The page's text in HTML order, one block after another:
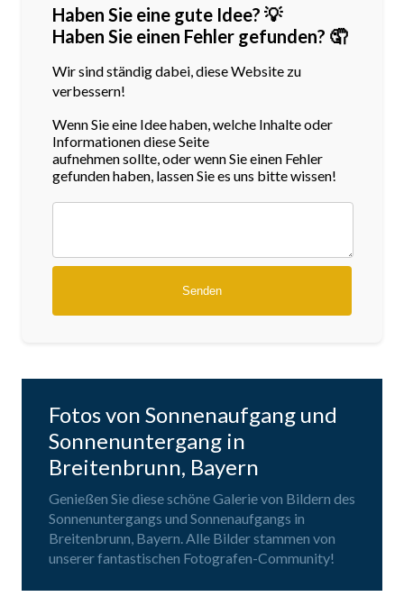
Haben Sie eine gute Idee? 💡
Haben Sie einen Fehler gefunden? 🤦
Wir sind ständig dabei, diese Website zu
verbessern!
Wenn Sie eine Idee haben, welche Inhalte oder
Informationen diese Seite
aufnehmen sollte, oder wenn Sie einen Fehler
gefunden haben, lassen Sie es uns bitte wissen!
Fotos von Sonnenaufgang und
Sonnenuntergang in
Breitenbrunn, Bayern
Genießen Sie diese schöne Galerie von Bildern des
Sonnenuntergangs und Sonnenaufgangs in
Breitenbrunn, Bayern. Alle Bilder stammen von
unserer fantastischen Fotografen-Community!